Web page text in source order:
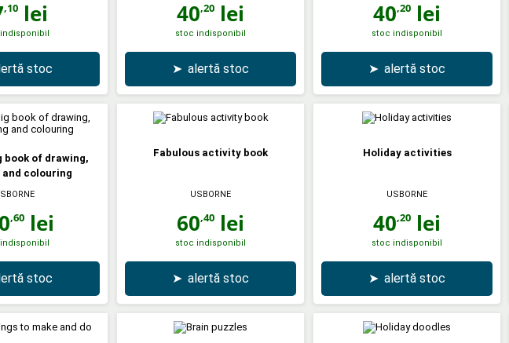
,10 lei
stoc
40,20 lei
stoc indisponibil
➤ alertă stoc
40,20 lei
stoc indisponibil
➤ alertă stoc
book of drawing,
and colouring
,60lei
stoc
Fabulous activity book
USBORNE
60,40 lei
stoc indisponibil
➤ alertă stoc
Holiday activities
USBORNE
40,20 lei
stoc indisponibil
➤ alertă stoc